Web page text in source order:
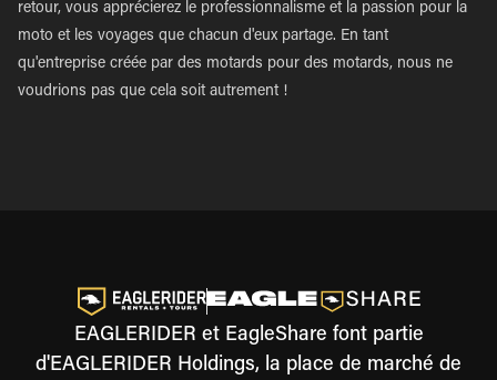
retour, vous apprécierez le professionnalisme et la passion pour la
moto et les voyages que chacun d'eux partage. En tant
qu'entreprise créée par des motards pour des motards, nous ne
voudrions pas que cela soit autrement !
EAGLERIDER et EagleShare font partie
d'EAGLERIDER Holdings, la place de marché de